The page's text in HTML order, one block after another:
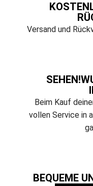
Versand und
Beim Kauf
vollen Service in
BEQUEME